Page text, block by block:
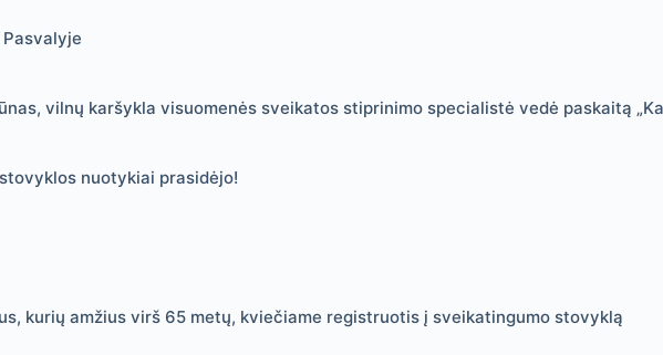
Pasvalyje
vilnų karšykla visuomenės sveikatos stiprinimo specialistė vedė paskaitą
nuotykiai prasidėjo!
kurių amžius virš 65 metų, kviečiame registruotis į sveikatingumo stovyklą